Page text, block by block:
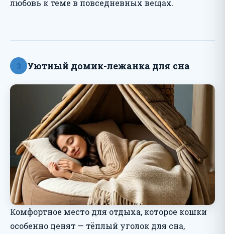
любовь к теме в повседневных вещах.
3 Уютный домик-лежанка для сна
Комфортное место для отдыха, которое кошки
особенно ценят — тёплый уголок для сна,